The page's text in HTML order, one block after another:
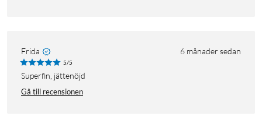
Frida 6 månader sedan
5/5
Superfin, jättenöjd
Gå till recensionen